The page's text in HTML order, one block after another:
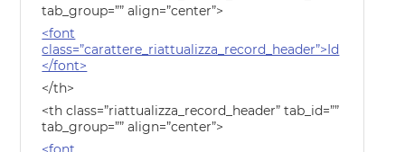
tab_group=”” align=”center”>
<font
class=”carattere_riattualizza_record_header”>Id
</font>
</th>
<th class=”riattualizza_record_header” tab_id=””
tab_group=”” align=”center”>